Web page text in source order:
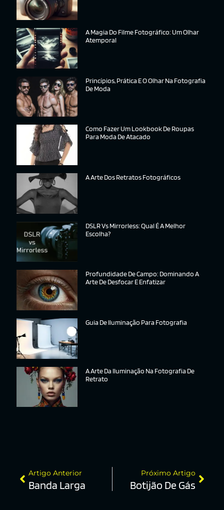
A Magia Do Filme Fotográfico: Um Olhar
Atemporal
Princípios, Prática E O Olhar Na Fotografia
De Moda
Como Fazer Um Lookbook De Roupas
Para Moda De Atacado
A Arte Dos Retratos Fotográficos
DSLR Vs Mirrorless: Qual É A Melhor
Escolha?
Profundidade De Campo: Dominando A
Arte De Desfocar E Enfatizar
Guia De Iluminação Para Fotografia
A Arte Da Iluminação Na Fotografia De
Retrato
Artigo Anterior
Banda Larga
Próximo Artigo
Botijão De Gás